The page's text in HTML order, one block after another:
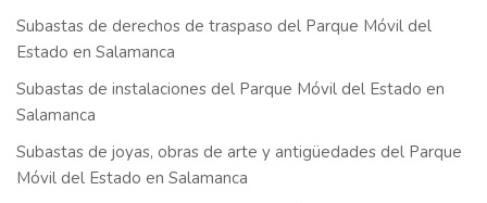
Subastas de derechos de traspaso del Parque Móvil del
Estado en Salamanca
Subastas de instalaciones del Parque Móvil del Estado en
Salamanca
Subastas de joyas, obras de arte y antigüedades del Parque
Móvil del Estado en Salamanca